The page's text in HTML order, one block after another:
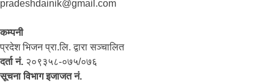
pradeshdainik@gmail.com
कम्पनी
प्रदेश भिजन प्रा.लि. द्वारा सञ्‍चालित
दर्ता नं. २०९३५८-०७५/०७६
सूचना विभाग इजाजत नं.